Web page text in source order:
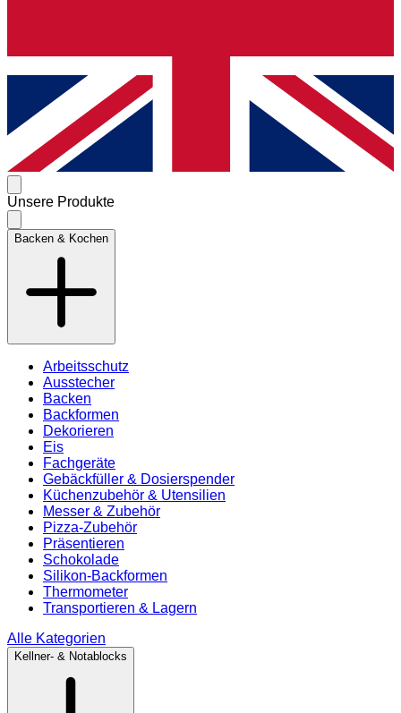
Unsere Produkte
Backen & Kochen
Arbeitsschutz
Ausstecher
Backen
Backformen
Dekorieren
Eis
Fachgeräte
Gebäckfüller & Dosierspender
Küchenzubehör & Utensilien
Messer & Zubehör
Pizza-Zubehör
Präsentieren
Schokolade
Silikon-Backformen
Thermometer
Transportieren & Lagern
Alle Kategorien
Kellner- & Notablocks